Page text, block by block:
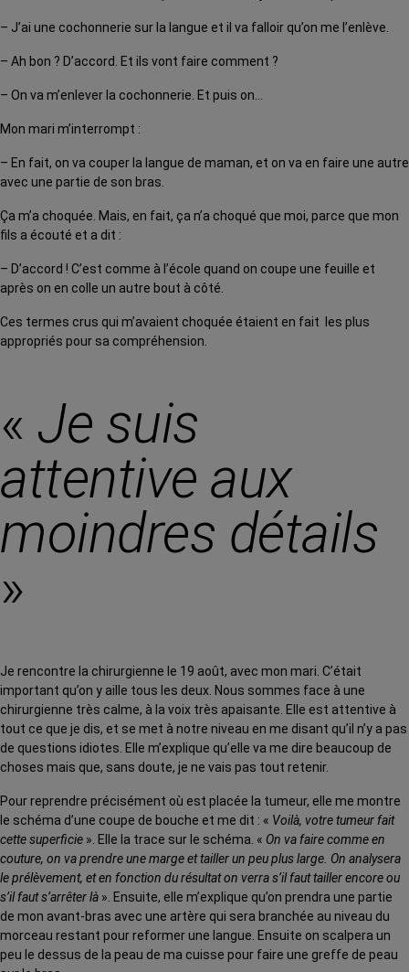
– J’ai une cochonnerie sur la langue et il va falloir qu’on me l’enlève.
– Ah bon ? D’accord. Et ils vont faire comment ?
– On va m’enlever la cochonnerie. Et puis on…
Mon mari m’interrompt :
– En fait, on va couper la langue de maman, et on va en faire une autre
avec une partie de son bras.
Ça m’a choquée. Mais, en fait, ça n’a choqué que moi, parce que mon
fils a écouté et a dit :
– D’accord ! C’est comme à l’école quand on coupe une feuille et
après on en colle un autre bout à côté.
Ces termes crus qui m’avaient choquée étaient en fait les plus
appropriés pour sa compréhension.
« Je suis
attentive aux
moindres détails
»
Je rencontre la chirurgienne le 19 août, avec mon mari. C’était
important qu’on y aille tous les deux. Nous sommes face à une
chirurgienne très calme, à la voix très apaisante. Elle est attentive à
tout ce que je dis, et se met à notre niveau en me disant qu’il n’y a pas
de questions idiotes. Elle m’explique qu’elle va me dire beaucoup de
choses mais que, sans doute, je ne vais pas tout retenir.
Pour reprendre précisément où est placée la tumeur, elle me montre
le schéma d’une coupe de bouche et me dit : « Voilà, votre tumeur fait
cette superficie ». Elle la trace sur le schéma. « On va faire comme en
couture, on va prendre une marge et tailler un peu plus large. On analysera
le prélèvement, et en fonction du résultat on verra s’il faut tailler encore ou
s’il faut s’arrêter là ». Ensuite, elle m’explique qu’on prendra une partie
de mon avant-bras avec une artère qui sera branchée au niveau du
morceau restant pour reformer une langue. Ensuite on scalpera un
peu le dessus de la peau de ma cuisse pour faire une greffe de peau